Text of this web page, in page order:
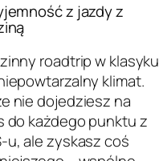
z jazdy z
roadtrip w klasyku
klimat.
nie dojedziesz na
do każdego punktu z
u, ale zyskasz coś